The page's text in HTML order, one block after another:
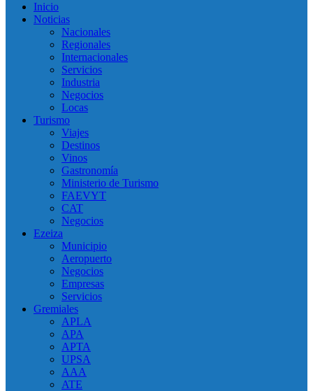
Inicio
Noticias
Nacionales
Regionales
Internacionales
Servicios
Industria
Negocios
Locas
Turismo
Viajes
Destinos
Vinos
Gastronomía
Ministerio de Turismo
FAEVYT
CAT
Negocios
Ezeiza
Municipio
Aeropuerto
Negocios
Empresas
Servicios
Gremiales
APLA
APA
APTA
UPSA
AAA
ATE